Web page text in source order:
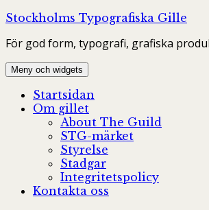
Hoppa
innehåll
Stockholms Typografiska Gille
För god form, typografi, grafiska
Meny och widgets
Startsidan
Om gillet
About The Guild
STG-märket
Styrelse
Stadgar
Integritetspolicy
Kontakta oss